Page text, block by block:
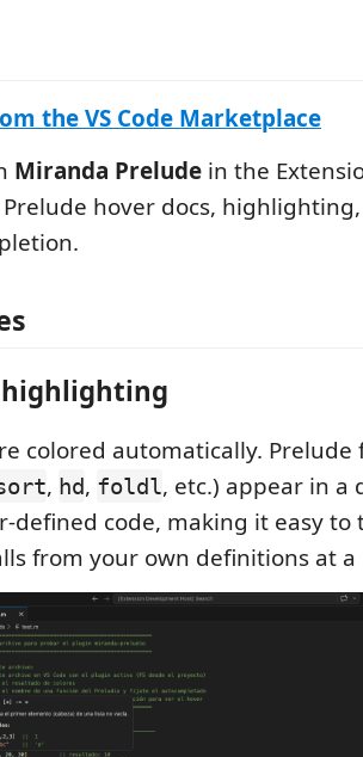
the VS Code Marketplace
Miranda Prelude in the
hover docs,
highlighting
colored automatically. Prelude
, hd, foldl, etc.) appear in a
defined code, making it easy to
from your own definitions at a